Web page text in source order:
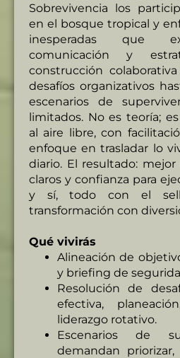
Sobrevivencia los
en el bosque tropical y
inesperadas que
comunicación y
construcción
desafíos organizativos
escenarios de
limitados. No es teoría;
al aire libre, con
enfoque en trasladar lo
diario. El resultado:
claros y confianza para
y sí, todo con el
transformación con
Qué vivirás
Alineación de
y briefing de
Resolución de
efectiva,
liderazgo rotativo.
Escenarios de
demandan